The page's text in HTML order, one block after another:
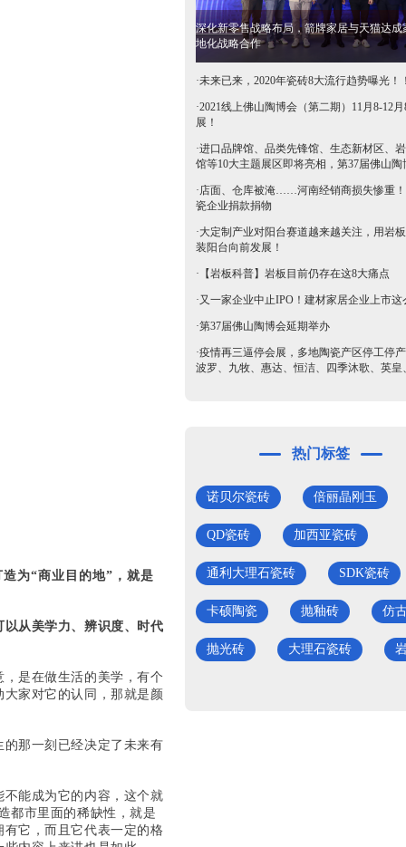
为“商业目的地”，就是
从美学力、辨识度、时代
，是在做生活的美学，有个
家对它的认同，那就是颜
的那一刻已经决定了未来有
不能成为它的内容，这个就
都市里面的稀缺性，就是
它，而且它代表一定的格
深化新零售战略布局，箭牌家居与天猫达成
地化战略合作
·未来已来，2020年瓷砖8大流行趋势曝光！
·2021线上佛山陶博会（第二期）11月8-12
展！
·进口品牌馆、品类先锋馆、生态新材区、
馆等10大主题展区即将亮相，第37届佛山陶
·店面、仓库被淹……河南经销商损失惨重
瓷企业捐款捐物
·大定制产业对阳台赛道越来越关注，用岩
装阳台向前发展！
· 【岩板科普】岩板目前仍存在这8大痛点
·又一家企业中止IPO！建材家居企业上市这
·第37届佛山陶博会延期举办
·疫情再三逼停会展，多地陶瓷产区停工停
波罗、九牧、惠达、恒洁、四季沐歌、英皇
热门标签
诺贝尔瓷砖 倍丽晶刚玉
QD瓷砖 加西亚瓷砖
通利大理石瓷砖 SDK瓷砖
卡硕陶瓷 抛釉砖 仿
抛光砖 大理石瓷砖